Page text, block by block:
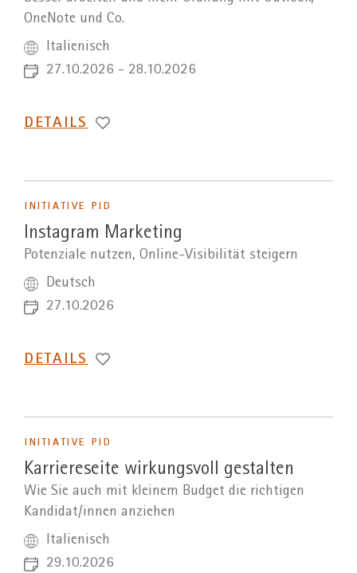
OneNote und Co.
Italienisch
27.10.2026 - 28.10.2026
DETAILS
INITIATIVE PID
Instagram Marketing
Potenziale nutzen, Online-Visibilität steigern
Deutsch
27.10.2026
DETAILS
INITIATIVE PID
Karriereseite wirkungsvoll gestalten
Wie Sie auch mit kleinem Budget die richtigen
Kandidat/innen anziehen
Italienisch
29.10.2026